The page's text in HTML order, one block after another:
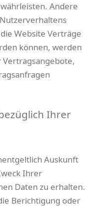
Andere
Website Verträge
können, werden
Ihrer
Auskunft
Ihrer
Daten zu erhalten.
Berichtigung oder